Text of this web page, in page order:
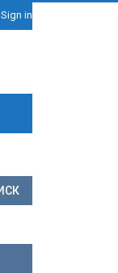
Sign in